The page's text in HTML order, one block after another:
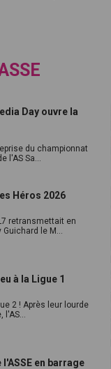
Day ouvre la
du championnat
l'AS Sa...
Héros 2026
retransmettait en
le M...
à la Ligue 1
2 ! Après leur lourde
l'AS...
en barrage